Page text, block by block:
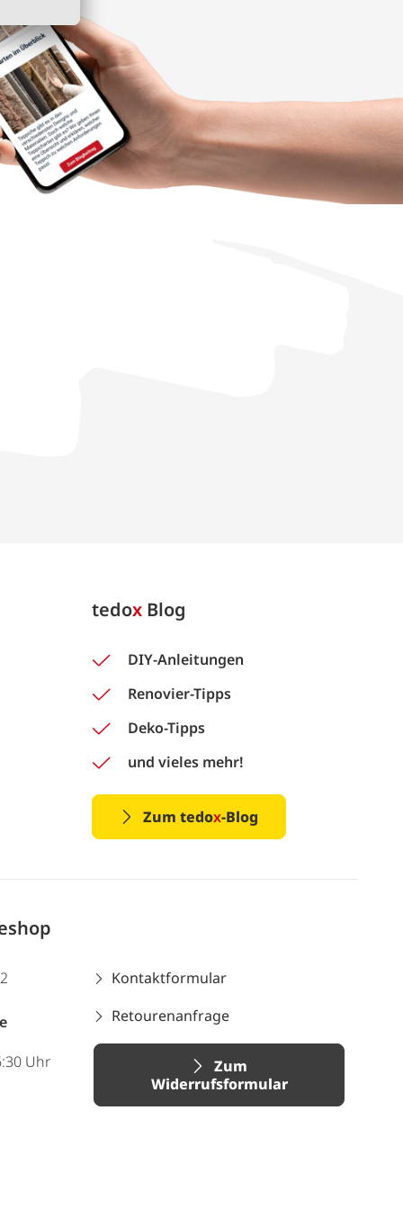
tedox Blog
DIY-Anleitungen
Renovier-Tipps
Deko-Tipps
und vieles mehr!
Zum tedox-Blog
Uhr
Kontaktformular
Retourenanfrage
Zum
Widerrufsformular